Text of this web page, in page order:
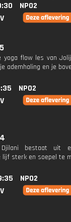
NPO2
yoga flow les van
ademhaling en je
NPO2
bestaat uit
lijf sterk en soepel te
NPO2